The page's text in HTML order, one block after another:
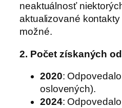
neaktuálnosť
aktualizované
možné.
2. Počet získaných
2020:
oslovených).
2024: